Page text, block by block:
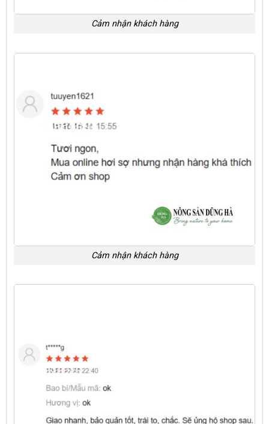
Cảm nhận khách hàng
Cảm nhận khách hàng